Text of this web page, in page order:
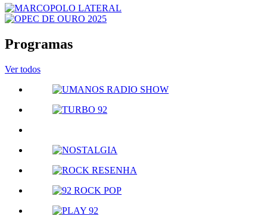
Programas
Ver todos